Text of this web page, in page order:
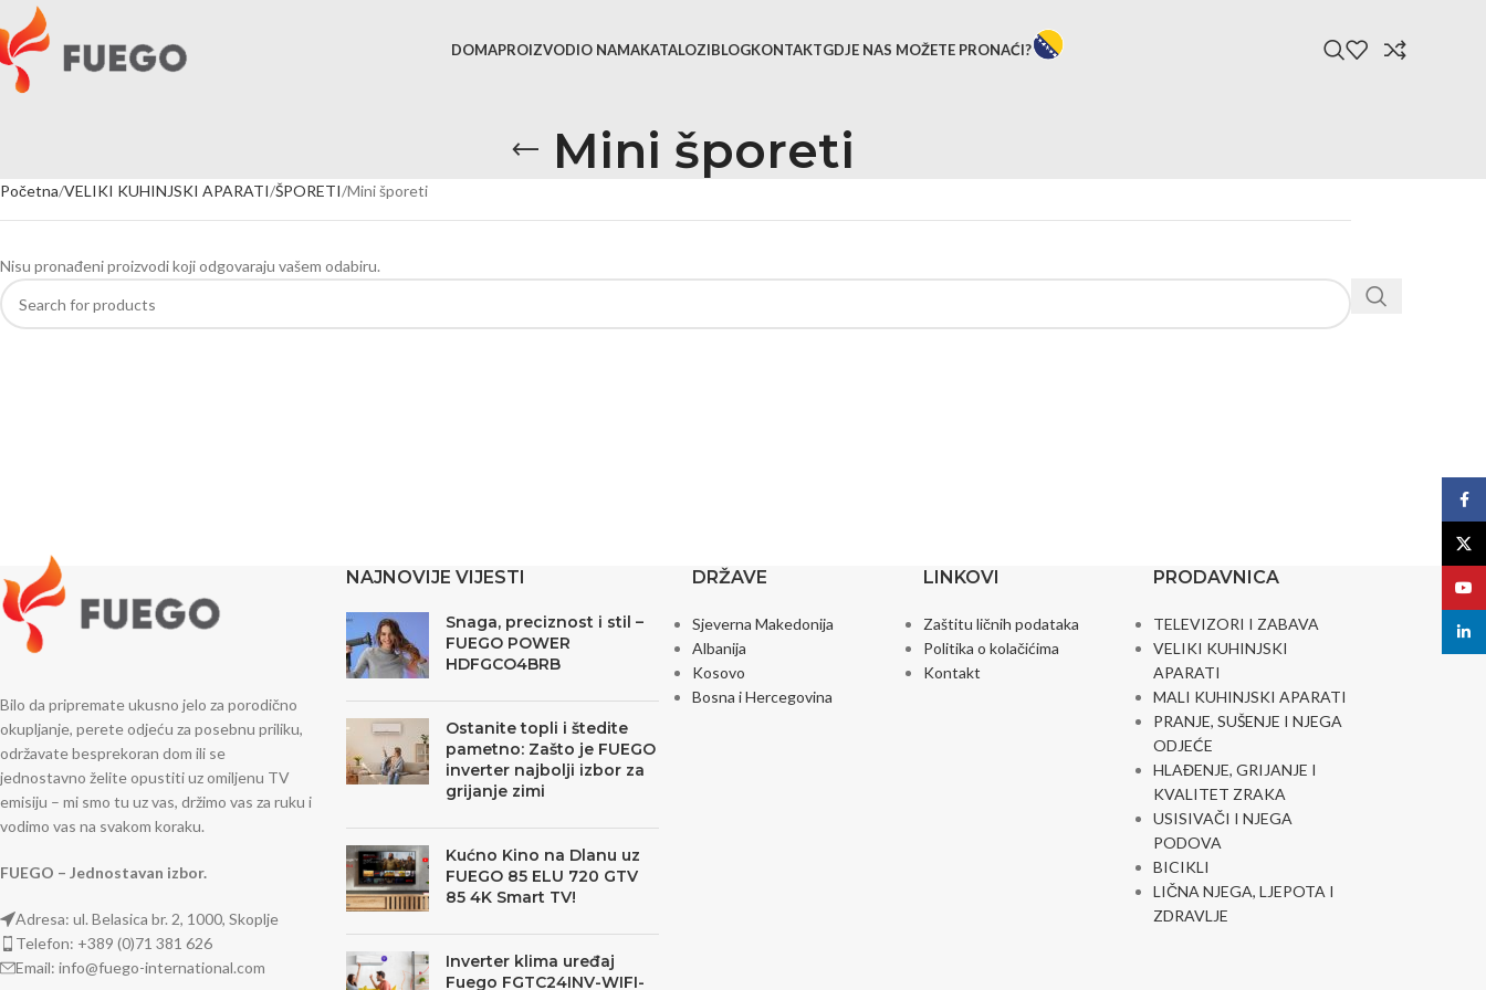
DOMAPROIZVODIO NAMAKATALOZIBLOGKONTAKTGDJE NAS MOŽETE PRONAĆI?
Mini šporeti
Početna VELIKI KUHINJSKI APARATI ŠPORETI Mini šporeti
Nisu pronađeni proizvodi koji odgovaraju vašem odabiru.
Bilo da pripremate ukusno jelo za porodično
okupljanje, perete odjeću za posebnu priliku,
održavate besprekoran dom ili se
jednostavno želite opustiti uz omiljenu TV
emisiju – mi smo tu uz vas, držimo vas za ruku i
vodimo vas na svakom koraku.
FUEGO – Jednostavan izbor.
Adresa: ul. Belasica br. 2, 1000, Skoplje
Telefon: +389 (0)71 381 626
Email: info@fuego-international.com
NAJNOVIJE VIJESTI
Snaga, preciznost i stil –
FUEGO POWER
HDFGCO4BRB
Ostanite topli i štedite
pametno: Zašto je FUEGO
inverter najbolji izbor za
grijanje zimi
Kućno Kino na Dlanu uz
FUEGO 85 ELU 720 GTV
85 4K Smart TV!
Inverter klima uređaj
Fuego FGTC24INV-WIFI-
DRŽAVE
Sjeverna Makedonija
Albanija
Kosovo
Bosna i Hercegovina
LINKOVI
Zaštitu ličnih podataka
Politika o kolačićima
Kontakt
PRODAVNICA
TELEVIZORI I ZABAVA
VELIKI KUHINJSKI
APARATI
MALI KUHINJSKI APARATI
PRANJE, SUŠENJE I NJEGA
ODJEĆE
HLAĐENJE, GRIJANJE I
KVALITET ZRAKA
USISIVAČI I NJEGA
PODOVA
BICIKLI
LIČNA NJEGA, LJEPOTA I
ZDRAVLJE